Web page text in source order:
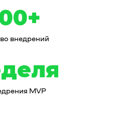
внедрений
MVP